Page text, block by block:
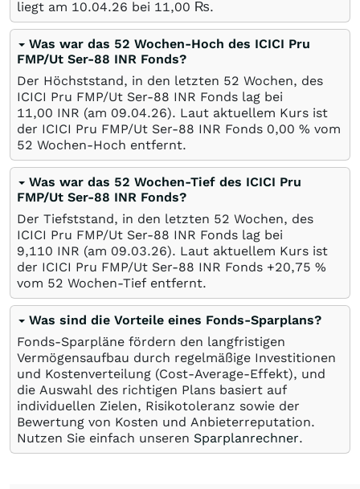
liegt am 10.04.26 bei 11,00 ₨.
Was war das 52 Wochen-Hoch des ICICI Pru
FMP/Ut Ser-88 INR Fonds?
Der Höchststand, in den letzten 52 Wochen, des
ICICI Pru FMP/Ut Ser-88 INR Fonds lag bei
11,00 INR (am 09.04.26). Laut aktuellem Kurs ist
der ICICI Pru FMP/Ut Ser-88 INR Fonds 0,00 % vom
52 Wochen-Hoch entfernt.
Was war das 52 Wochen-Tief des ICICI Pru
FMP/Ut Ser-88 INR Fonds?
Der Tiefststand, in den letzten 52 Wochen, des
ICICI Pru FMP/Ut Ser-88 INR Fonds lag bei
9,110 INR (am 09.03.26). Laut aktuellem Kurs ist
der ICICI Pru FMP/Ut Ser-88 INR Fonds +20,75 %
vom 52 Wochen-Tief entfernt.
Was sind die Vorteile eines Fonds-Sparplans?
Fonds-Sparpläne fördern den langfristigen
Vermögensaufbau durch regelmäßige Investitionen
und Kostenverteilung (Cost-Average-Effekt), und
die Auswahl des richtigen Plans basiert auf
individuellen Zielen, Risikotoleranz sowie der
Bewertung von Kosten und Anbieterreputation.
Nutzen Sie einfach unseren Sparplanrechner.